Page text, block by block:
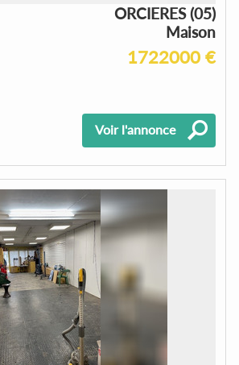
ORCIERES (05)
Maison
1722000 €
Voir l'annonce